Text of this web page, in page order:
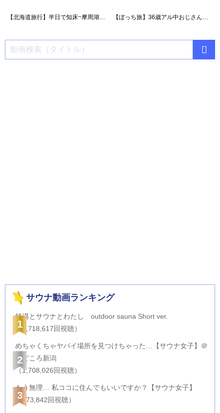
【ぼっち旅】36歳アル中おじさんの夏の河口湖ひとり旅〜day2〜
【北海道旅行】半日で知床~摩周湖~阿寒湖~星野リゾートトマムへの旅【新婚旅行】
サウナ動画ランキング
1
銭湯とサウナとわたし outdoor sauna Short ver.
（2,718,617回視聴）
2
めちゃくちゃヤバイ場所を見つけちゃった…【サウナ女子】＠
サどころ新潟
（1,708,026回視聴）
3
もう無理… 私ココに住んでもいいですか？【サウナ女子】
（873,842回視聴）